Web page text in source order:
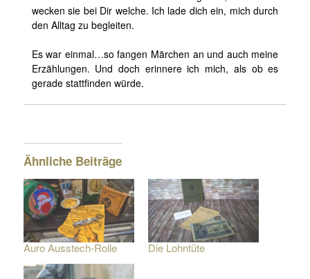
wecken sie bei Dir welche. Ich lade dich ein, mich durch
den Alltag zu begleiten.
Es war einmal…so fangen Märchen an und auch meine
Erzählungen. Und doch erinnere ich mich, als ob es
gerade stattfinden würde.
Ähnliche Beiträge
Auro Ausstech-Rolle Die Lohntüte